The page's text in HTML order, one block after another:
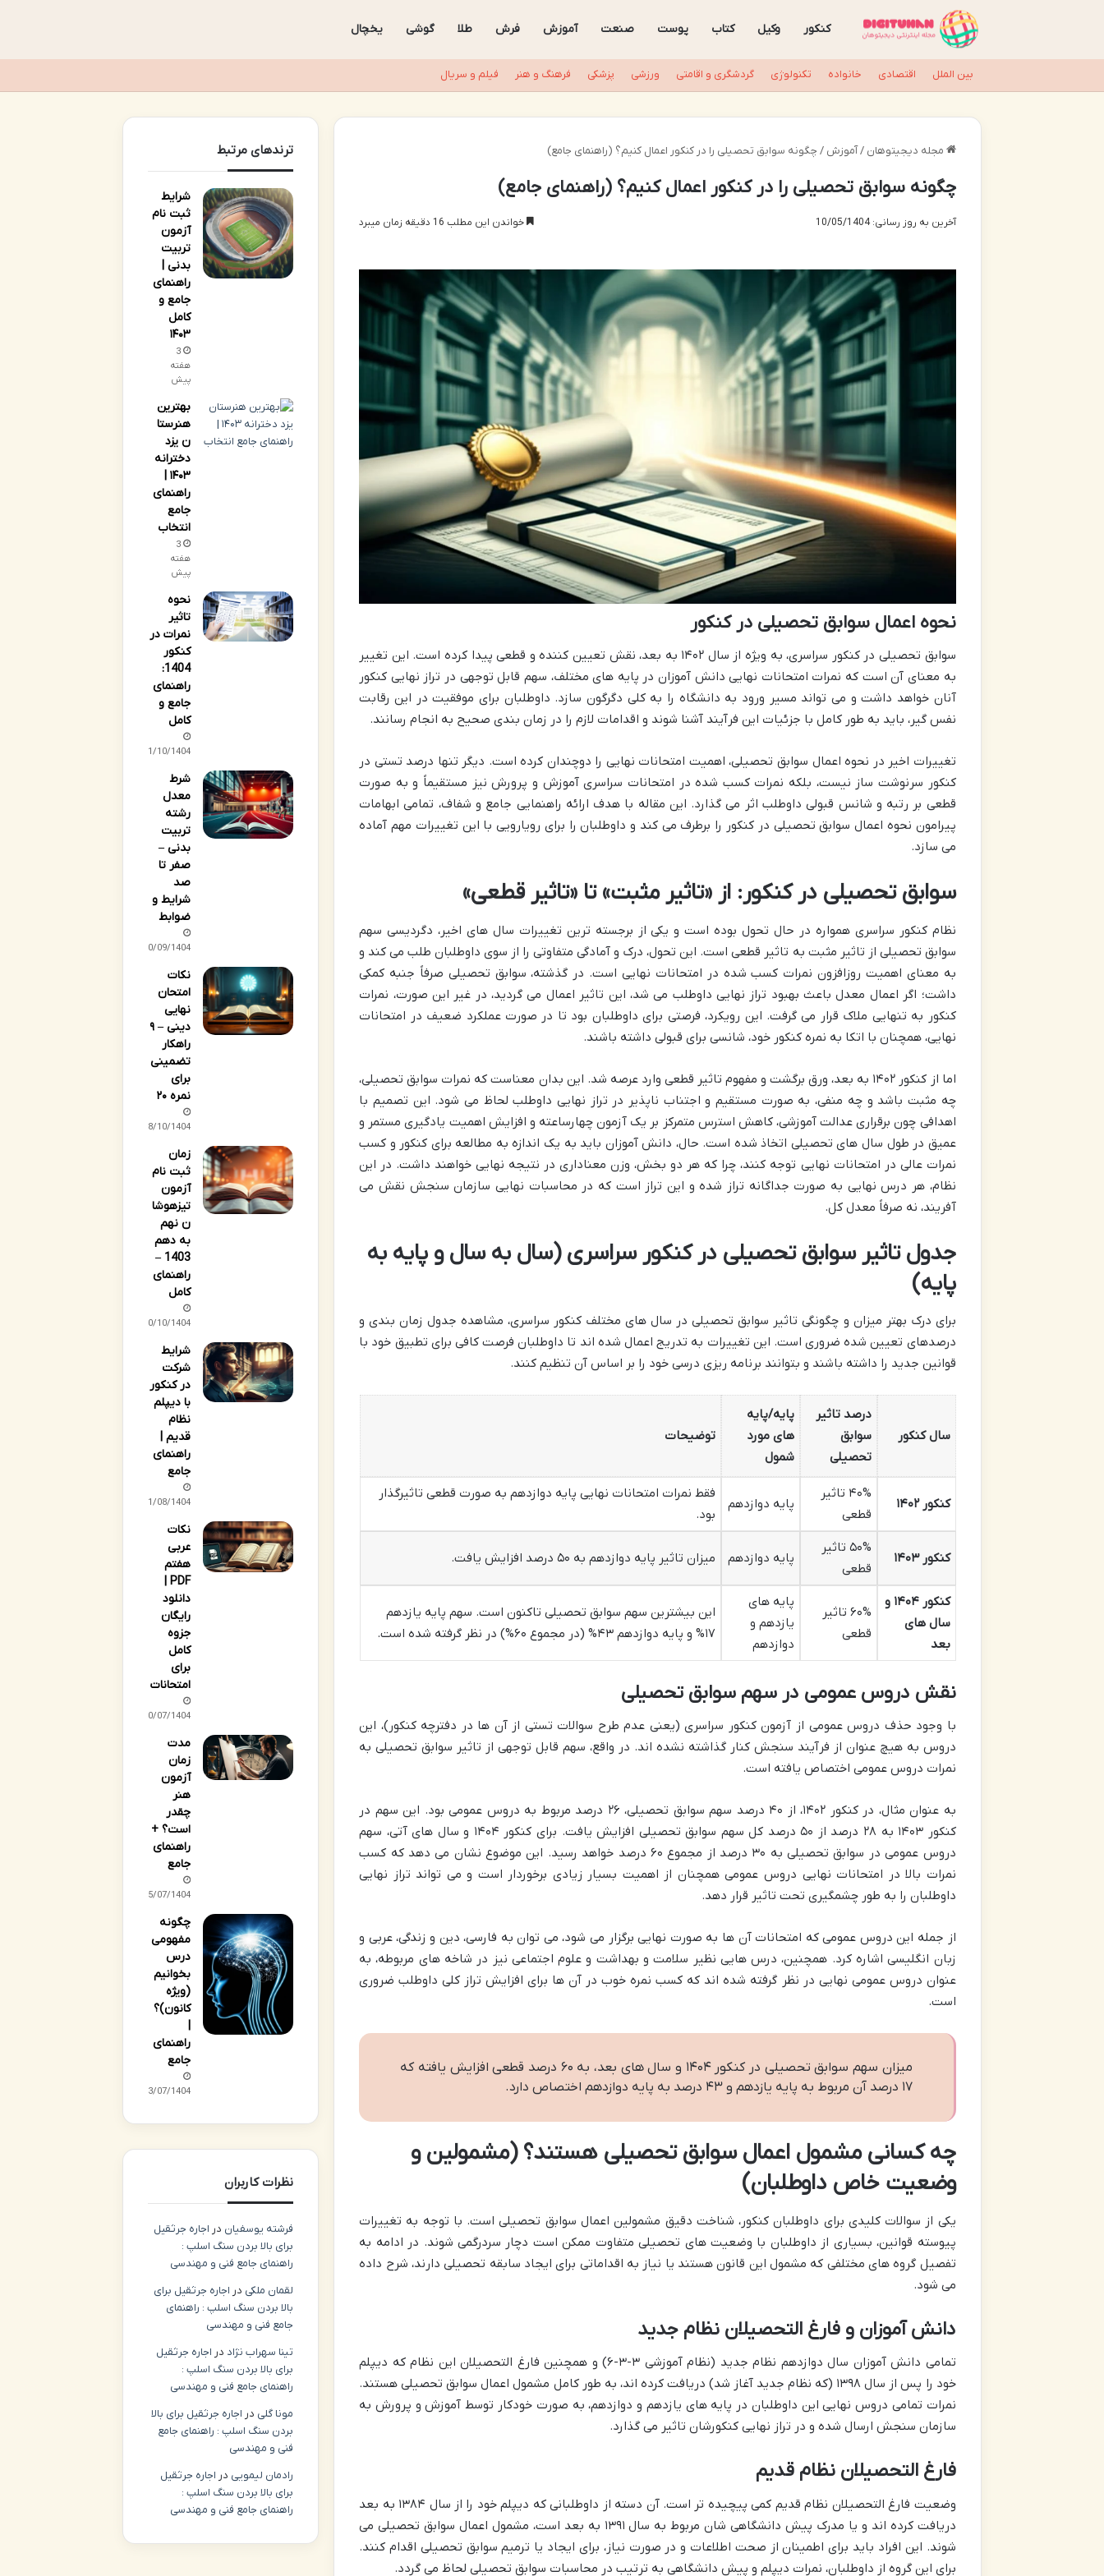
کنکور وکیل کتاب پوست صنعت آموزش فرش طلا گوشی یخچال
بین الملل اقتصادی خانواده تکنولوژی گردشگری و اقامتی ورزشی پزشکی فرهنگ و هنر فیلم و سریال
مجله دیجیتوهان / آموزش / چگونه سوابق تحصیلی را در کنکور اعمال کنیم؟ (راهنمای جامع)
چگونه سوابق تحصیلی را در کنکور اعمال کنیم؟ (راهنمای جامع)
آخرین به روز رسانی: 10/05/1404 خواندن این مطلب 16 دقیقه زمان میبرد
نحوه اعمال سوابق تحصیلی در کنکور
سوابق تحصیلی در کنکور سراسری، به ویژه از سال ۱۴۰۲ به بعد، نقش تعیین کننده و قطعی پیدا کرده است. این تغییر
به معنای آن است که نمرات امتحانات نهایی دانش آموزان در پایه های مختلف، سهم قابل توجهی در تراز نهایی کنکور
آنان خواهد داشت و می تواند مسیر ورود به دانشگاه را به کلی دگرگون سازد. داوطلبان برای موفقیت در این رقابت
نفس گیر، باید به طور کامل با جزئیات این فرآیند آشنا شوند و اقدامات لازم را در زمان بندی صحیح به انجام رسانند.
تغییرات اخیر در نحوه اعمال سوابق تحصیلی، اهمیت امتحانات نهایی را دوچندان کرده است. دیگر تنها درصد تستی در
کنکور سرنوشت ساز نیست، بلکه نمرات کسب شده در امتحانات سراسری آموزش و پرورش نیز مستقیماً و به صورت
قطعی بر رتبه و شانس قبولی داوطلب اثر می گذارد. این مقاله با هدف ارائه راهنمایی جامع و شفاف، تمامی ابهامات
پیرامون نحوه اعمال سوابق تحصیلی در کنکور را برطرف می کند و داوطلبان را برای رویارویی با این تغییرات مهم آماده
می سازد.
سوابق تحصیلی در کنکور: از «تاثیر مثبت» تا «تاثیر قطعی»
نظام کنکور سراسری همواره در حال تحول بوده است و یکی از برجسته ترین تغییرات سال های اخیر، دگردیسی سهم
سوابق تحصیلی از تاثیر مثبت به تاثیر قطعی است. این تحول، درک و آمادگی متفاوتی را از سوی داوطلبان طلب می کند و
به معنای اهمیت روزافزون نمرات کسب شده در امتحانات نهایی است. در گذشته، سوابق تحصیلی صرفاً جنبه کمکی
داشت؛ اگر اعمال معدل باعث بهبود تراز نهایی داوطلب می شد، این تاثیر اعمال می گردید، در غیر این صورت، نمرات
کنکور به تنهایی ملاک قرار می گرفت. این رویکرد، فرصتی برای داوطلبان بود تا در صورت عملکرد ضعیف در امتحانات
نهایی، همچنان با اتکا به نمره کنکور خود، شانسی برای قبولی داشته باشند.
اما از کنکور ۱۴۰۲ به بعد، ورق برگشت و مفهوم تاثیر قطعی وارد عرصه شد. این بدان معناست که نمرات سوابق تحصیلی،
چه مثبت باشد و چه منفی، به صورت مستقیم و اجتناب ناپذیر در تراز نهایی داوطلب لحاظ می شود. این تصمیم با
اهدافی چون برقراری عدالت آموزشی، کاهش استرس متمرکز بر یک آزمون چهارساعته و افزایش اهمیت یادگیری مستمر و
عمیق در طول سال های تحصیلی اتخاذ شده است. حال، دانش آموزان باید به یک اندازه به مطالعه برای کنکور و کسب
نمرات عالی در امتحانات نهایی توجه کنند، چرا که هر دو بخش، وزن معناداری در نتیجه نهایی خواهند داشت. در این
نظام، هر درس نهایی به صورت جداگانه تراز شده و این تراز است که در محاسبات نهایی سازمان سنجش نقش می
آفریند، نه صرفاً معدل کل.
جدول تاثیر سوابق تحصیلی در کنکور سراسری (سال به سال و پایه به
پایه)
برای درک بهتر میزان و چگونگی تاثیر سوابق تحصیلی در سال های مختلف کنکور سراسری، مشاهده جدول زمان بندی و
درصدهای تعیین شده ضروری است. این تغییرات به تدریج اعمال شده اند تا داوطلبان فرصت کافی برای تطبیق خود با
قوانین جدید را داشته باشند و بتوانند برنامه ریزی درسی خود را بر اساس آن تنظیم کنند.
سال کنکور
درصد تاثیر
سوابق
تحصیلی
پایه/پایه
های مورد
شمول
توضیحات
کنکور ۱۴۰۲
۴۰% تاثیر
قطعی
پایه دوازدهم
فقط نمرات امتحانات نهایی پایه دوازدهم به صورت قطعی تاثیرگذار
بود.
کنکور ۱۴۰۳
۵۰% تاثیر
قطعی
پایه دوازدهم میزان تاثیر پایه دوازدهم به ۵۰ درصد افزایش یافت.
کنکور ۱۴۰۴ و
سال های
بعد
۶۰% تاثیر
قطعی
پایه های
یازدهم و
دوازدهم
این بیشترین سهم سوابق تحصیلی تاکنون است. سهم پایه یازدهم
۱۷% و پایه دوازدهم ۴۳% (در مجموع ۶۰%) در نظر گرفته شده است.
نقش دروس عمومی در سهم سوابق تحصیلی
با وجود حذف دروس عمومی از آزمون کنکور سراسری (یعنی عدم طرح سوالات تستی از آن ها در دفترچه کنکور)، این
دروس به هیچ عنوان از فرآیند سنجش کنار گذاشته نشده اند. در واقع، سهم قابل توجهی از تاثیر سوابق تحصیلی به
نمرات دروس عمومی اختصاص یافته است.
به عنوان مثال، در کنکور ۱۴۰۲، از ۴۰ درصد سهم سوابق تحصیلی، ۲۶ درصد مربوط به دروس عمومی بود. این سهم در
کنکور ۱۴۰۳ به ۲۸ درصد از ۵۰ درصد کل سهم سوابق تحصیلی افزایش یافت. برای کنکور ۱۴۰۴ و سال های آتی، سهم
دروس عمومی در سوابق تحصیلی به ۳۰ درصد از مجموع ۶۰ درصد خواهد رسید. این موضوع نشان می دهد که کسب
نمرات بالا در امتحانات نهایی دروس عمومی همچنان از اهمیت بسیار زیادی برخوردار است و می تواند تراز نهایی
داوطلبان را به طور چشمگیری تحت تاثیر قرار دهد.
از جمله این دروس عمومی که امتحانات آن ها به صورت نهایی برگزار می شود، می توان به فارسی، دین و زندگی، عربی و
زبان انگلیسی اشاره کرد. همچنین، درس هایی نظیر سلامت و بهداشت و علوم اجتماعی نیز در شاخه های مربوطه، به
عنوان دروس عمومی نهایی در نظر گرفته شده اند که کسب نمره خوب در آن ها برای افزایش تراز کلی داوطلب ضروری
است.
میزان سهم سوابق تحصیلی در کنکور ۱۴۰۴ و سال های بعد، به ۶۰ درصد قطعی افزایش یافته که
۱۷ درصد آن مربوط به پایه یازدهم و ۴۳ درصد به پایه دوازدهم اختصاص دارد.
چه کسانی مشمول اعمال سوابق تحصیلی هستند؟ (مشمولین و
وضعیت خاص داوطلبان)
یکی از سوالات کلیدی برای داوطلبان کنکور، شناخت دقیق مشمولین اعمال سوابق تحصیلی است. با توجه به تغییرات
پیوسته قوانین، بسیاری از داوطلبان با وضعیت های تحصیلی متفاوت ممکن است دچار سردرگمی شوند. در ادامه به
تفصیل گروه های مختلفی که مشمول این قانون هستند یا نیاز به اقداماتی برای ایجاد سابقه تحصیلی دارند، شرح داده
می شود.
دانش آموزان و فارغ التحصیلان نظام جدید
تمامی دانش آموزان سال دوازدهم نظام جدید (نظام آموزشی ۳-۳-۶) و همچنین فارغ التحصیلان این نظام که دیپلم
خود را پس از سال ۱۳۹۸ (که نظام جدید آغاز شد) دریافت کرده اند، به طور کامل مشمول اعمال سوابق تحصیلی هستند.
نمرات تمامی دروس نهایی این داوطلبان در پایه های یازدهم و دوازدهم، به صورت خودکار توسط آموزش و پرورش به
سازمان سنجش ارسال شده و در تراز نهایی کنکورشان تاثیر می گذارد.
فارغ التحصیلان نظام قدیم
وضعیت فارغ التحصیلان نظام قدیم کمی پیچیده تر است. آن دسته از داوطلبانی که دیپلم خود را از سال ۱۳۸۴ به بعد
دریافت کرده اند و یا مدرک پیش دانشگاهی شان مربوط به سال ۱۳۹۱ به بعد است، مشمول اعمال سوابق تحصیلی می
شوند. این افراد باید برای اطمینان از صحت اطلاعات و در صورت نیاز، برای ایجاد یا ترمیم سوابق تحصیلی اقدام کنند.
برای این گروه از داوطلبان، نمرات دیپلم و پیش دانشگاهی به ترتیب در محاسبات سوابق تحصیلی لحاظ می گردد.
ترندهای مرتبط
شرایط
ثبت نام
آزمون
تربیت
بدنی |
راهنمای
جامع و
کامل
۱۴۰۳
3
هفته
پیش
بهترین
هنرستا
ن یزد
دخترانه
۱۴۰۳ |
راهنمای
جامع
انتخاب
3
هفته
پیش
نحوه
تاثیر
نمرات در
کنکور
1404:
راهنمای
جامع و
کامل
01/10/1404
شرط
معدل
رشته
تربیت
بدنی –
صفر تا
صد
شرایط و
ضوابط
20/09/1404
نکات
امتحان
نهایی
دینی – ۹
راهکار
تضمینی
برای
نمره ۲۰
08/10/1404
زمان
ثبت نام
آزمون
تیزهوشا
ن نهم
به دهم
1403 –
راهنمای
کامل
10/10/1404
شرایط
شرکت
در کنکور
با دیپلم
نظام
قدیم |
راهنمای
جامع
01/08/1404
نکات
عربی
هفتم
PDF |
دانلود
رایگان
جزوه
کامل
برای
امتحانات
30/07/1404
مدت
زمان
آزمون
هنر
چقدر
است؟ +
راهنمای
جامع
25/07/1404
چگونه
مفهومی
درس
بخوانیم
(ویژه
کانون)؟
|
راهنمای
جامع
23/07/1404
نظرات کاربران
فرشته یوسفیان در اجاره جرثقیل
برای بالا بردن سنگ اسلپ :
راهنمای جامع فنی و مهندسی
لقمان ملکی در اجاره جرثقیل برای
بالا بردن سنگ اسلپ : راهنمای
جامع فنی و مهندسی
تینا سهراب نژاد در اجاره جرثقیل
برای بالا بردن سنگ اسلپ :
راهنمای جامع فنی و مهندسی
مونا گلی در اجاره جرثقیل برای بالا
بردن سنگ اسلپ : راهنمای جامع
فنی و مهندسی
رادمان لیمویی در اجاره جرثقیل
برای بالا بردن سنگ اسلپ :
راهنمای جامع فنی و مهندسی